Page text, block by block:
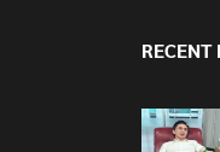
RECENT